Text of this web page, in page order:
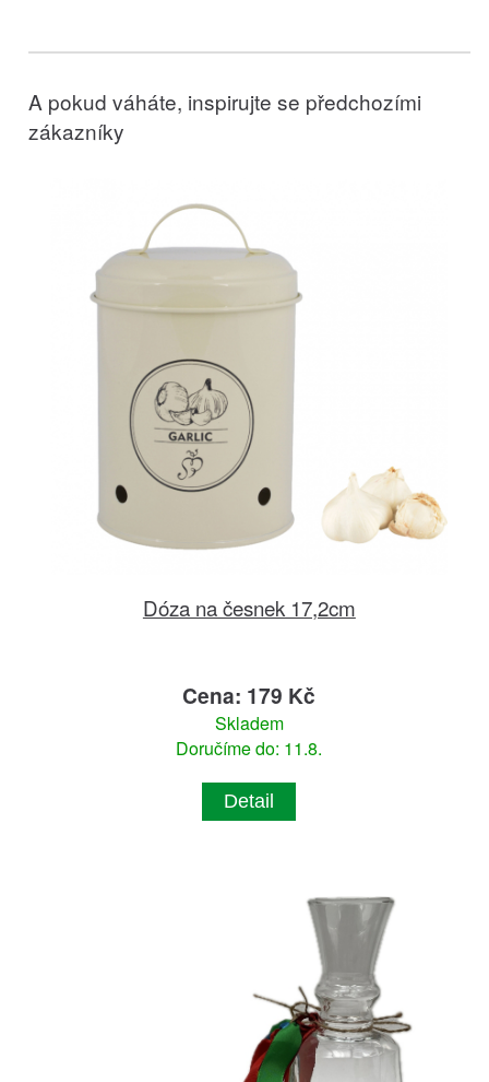
A pokud váháte, inspirujte se předchozími
zákazníky
Dóza na česnek 17,2cm
Cena: 179 Kč
Skladem
Doručíme do: 11.8.
Detail